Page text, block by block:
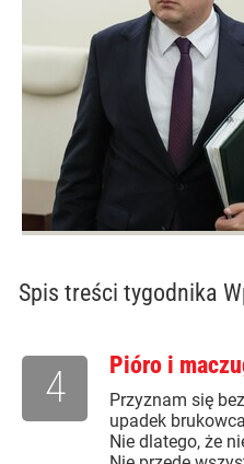
Spis treści tygodnika
Pióro i
Przyznam się
upadek
Nie dlatego, że
4